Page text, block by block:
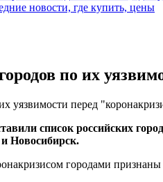
новости, где купить, цены
по их
уязвимости перед
список российских
Новосибирск.
городами